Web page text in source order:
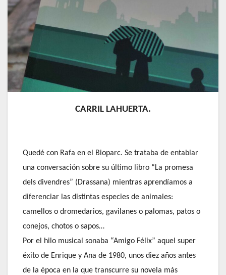
CARRIL LAHUERTA.
Quedé con Rafa en el Bioparc. Se trataba de entablar
una conversación sobre su último libro “La promesa
dels divendres” (Drassana) mientras aprendíamos a
diferenciar las distintas especies de animales:
camellos o dromedarios, gavilanes o palomas, patos o
conejos, chotos o sapos…
Por el hilo musical sonaba “Amigo Félix” aquel super
éxito de Enrique y Ana de 1980, unos diez años antes
de la época en la que transcurre su novela más